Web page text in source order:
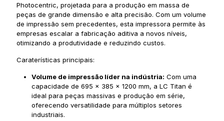
Photocentric, projetada para a produção em massa de
peças de grande dimensão e alta precisão. Com um volume
de impressão sem precedentes, esta impressora permite às
empresas escalar a fabricação aditiva a novos níveis,
otimizando a produtividade e reduzindo custos.
Caraterísticas principais:
Volume de impressão líder na indústria: Com uma
capacidade de 695 x 385 x 1200 mm, a LC Titan é
ideal para peças massivas e produção em série,
oferecendo versatilidade para múltiplos setores
industriais.